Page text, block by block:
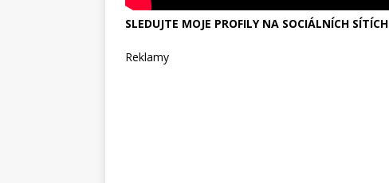
SLEDUJTE MOJE PROFILY NA SOCIÁLNÍCH SÍTÍCH
Reklamy